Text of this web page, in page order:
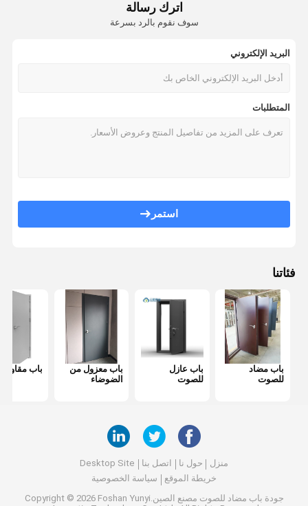
باب مضاد للصوت
باب مضاد للحريق
مقسم غرفة معلقة
غرفه هاتفية عازلة للصوت
صندوق اجتماعات المكتب
غطاء المكتب المتحرك
اترك رسالة
سوف نقوم بالرد بسرعة
البريد الإلكتروني
المتطلبات
استمر
فئاتنا
باب مضاد
للصوت
باب عازل
للصوت
باب معزول من
الضوضاء
باب مقاوم
منزل حول نا اتصل بنا
Desktop Site
خريطة الموقع
سياسة الخصوصية
جودة باب مضاد للصوت
مصنع الصين.Copyright © 2026 Foshan Yunyi